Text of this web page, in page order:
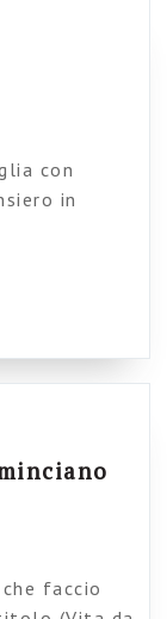
con
in
Per cui
faccio